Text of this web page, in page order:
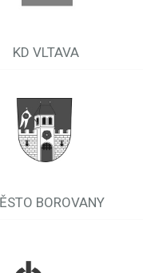
KD VLTAVA
BOROVANY